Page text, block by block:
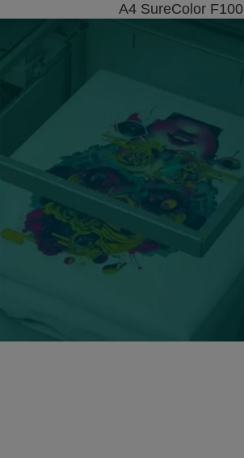
A4 SureColor F100